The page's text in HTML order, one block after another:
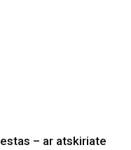
– ar atskiriate